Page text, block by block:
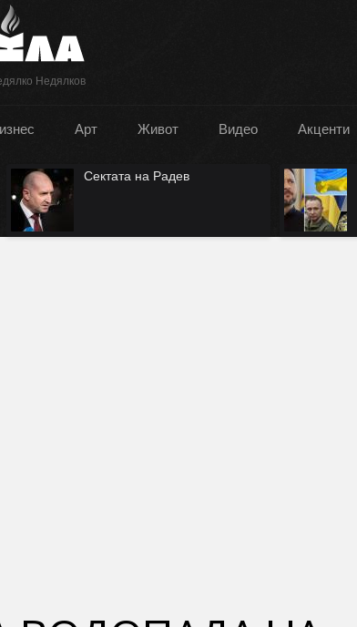
Недялков
Арт Живот Видео Акценти
Сектата на Радев